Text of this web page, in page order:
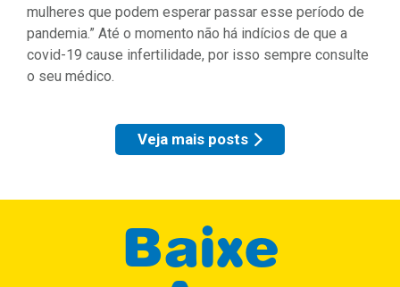
mulheres que podem esperar passar esse período de
pandemia.” Até o momento não há indícios de que a
covid-19 cause infertilidade, por isso sempre consulte
o seu médico.
Veja mais posts
Baixe